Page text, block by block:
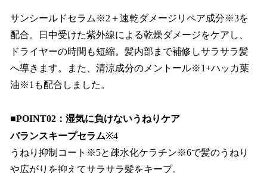
サンシールドセラム※2＋速乾ダメージリペア成分※3を
配合。日中受けた紫外線による乾燥ダメージをケアし、
ドライヤーの時間も短縮。髪内部まで補修しサラサラ髪
へ導きます。また、清涼成分のメントール※1+ハッカ葉
油※1も配合しました。
■POINT02：湿気に負けないうねりケア
バランスキープセラム※4
うねり抑制コート※5と疎水化ケラチン※6で髪のうねり
や広がりを抑えてサラサラ髪をキープ。